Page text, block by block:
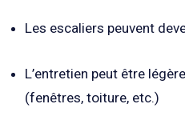
Les escaliers peuvent
L’entretien peut être
(fenêtres, toiture, etc.)